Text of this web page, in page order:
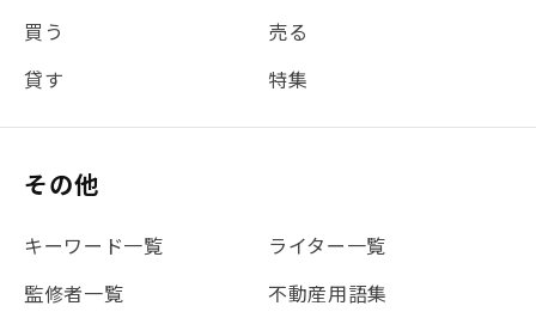
買う
売る
貸す
特集
その他
キーワード一覧
ライター一覧
監修者一覧
不動産用語集